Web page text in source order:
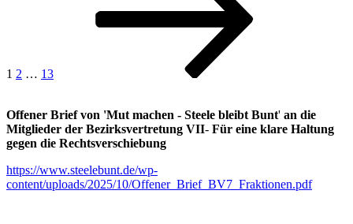
1 2 … 13
Offener Brief von 'Mut machen - Steele bleibt Bunt' an die
Mitglieder der Bezirksvertretung VII- Für eine klare Haltung
gegen die Rechtsverschiebung
https://www.steelebunt.de/wp-
content/uploads/2025/10/Offener_Brief_BV7_Fraktionen.pdf